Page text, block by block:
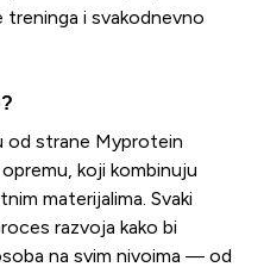
i svakodnevno
od strane Myprotein
koji kombinuju
materijalima. Svaki
razvoja kako bi
na svim nivoima — od